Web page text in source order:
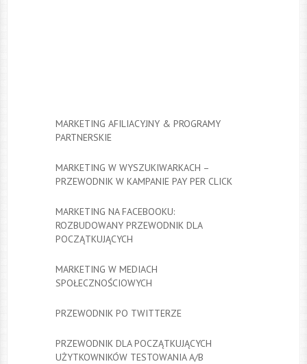
MARKETING AFILIACYJNY & PROGRAMY
PARTNERSKIE
MARKETING W WYSZUKIWARKACH –
PRZEWODNIK W KAMPANIE PAY PER CLICK
MARKETING NA FACEBOOKU:
ROZBUDOWANY PRZEWODNIK DLA
POCZĄTKUJĄCYCH
MARKETING W MEDIACH
SPOŁECZNOŚCIOWYCH
PRZEWODNIK PO TWITTERZE
PRZEWODNIK DLA POCZĄTKUJĄCYCH
UŻYTKOWNIKÓW TESTOWANIA A/B